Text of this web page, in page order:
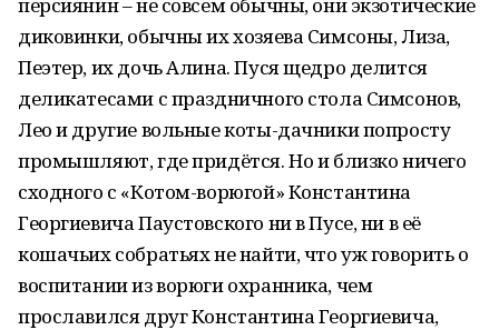
диковинки, обычны их хозяева Симсоны, Лиза,
Пеэтер, их дочь Алина. Пуся щедро делится
деликатесами с праздничного стола Симсонов,
Лео и другие вольные коты-дачники попросту
промышляют, где придётся. Но и близко ничего
сходного с «Котом-ворюгой» Константина
Георгиевича Паустовского ни в Пусе, ни в её
кошачьих собратьях не найти, что уж говорить о
воспитании из ворюги охранника, чем
прославился друг Константина Георгиевича,